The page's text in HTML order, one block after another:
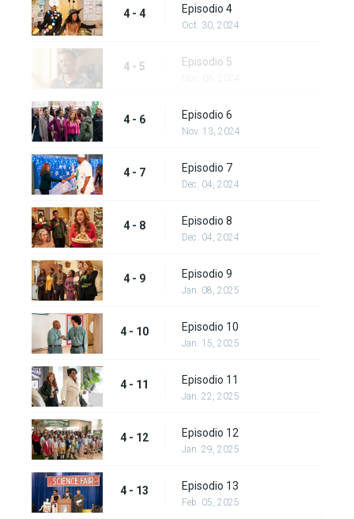
4 - 4 Episodio 4
Oct. 30, 2024
4 - 5 Episodio 5
4 - 6 Episodio 6
Nov. 13, 2024
4 - 7 Episodio 7
Dec. 04, 2024
4 - 8 Episodio 8
Dec. 04, 2024
4 - 9 Episodio 9
Jan. 08, 2025
4 - 10 Episodio 10
Jan. 15, 2025
4 - 11 Episodio 11
Jan. 22, 2025
4 - 12 Episodio 12
Jan. 29, 2025
4 - 13 Episodio 13
Feb. 05, 2025